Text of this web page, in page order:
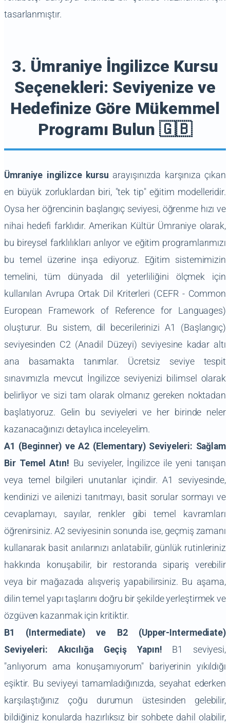
tasarlanmıştır.
3. Ümraniye İngilizce Kursu
Seçenekleri: Seviyenize ve
Hedefinize Göre Mükemmel
Programı Bulun 🇬🇧
Ümraniye ingilizce kursu arayışınızda karşınıza çıkan
en büyük zorluklardan biri, "tek tip" eğitim modelleridir.
Oysa her öğrencinin başlangıç seviyesi, öğrenme hızı ve
nihai hedefi farklıdır. Amerikan Kültür Ümraniye olarak,
bu bireysel farklılıkları anlıyor ve eğitim programlarımızı
bu temel üzerine inşa ediyoruz. Eğitim sistemimizin
temelini, tüm dünyada dil yeterliliğini ölçmek için
kullanılan Avrupa Ortak Dil Kriterleri (CEFR - Common
European Framework of Reference for Languages)
oluşturur. Bu sistem, dil becerilerinizi A1 (Başlangıç)
seviyesinden C2 (Anadil Düzeyi) seviyesine kadar altı
ana basamakta tanımlar. Ücretsiz seviye tespit
sınavımızla mevcut İngilizce seviyenizi bilimsel olarak
belirliyor ve sizi tam olarak olmanız gereken noktadan
başlatıyoruz. Gelin bu seviyeleri ve her birinde neler
kazanacağınızı detaylıca inceleyelim.
A1 (Beginner) ve A2 (Elementary) Seviyeleri: Sağlam
Bir Temel Atın! Bu seviyeler, İngilizce ile yeni tanışan
veya temel bilgileri unutanlar içindir. A1 seviyesinde,
kendinizi ve ailenizi tanıtmayı, basit sorular sormayı ve
cevaplamayı, sayılar, renkler gibi temel kavramları
öğrenirsiniz. A2 seviyesinin sonunda ise, geçmiş zamanı
kullanarak basit anılarınızı anlatabilir, günlük rutinleriniz
hakkında konuşabilir, bir restoranda sipariş verebilir
veya bir mağazada alışveriş yapabilirsiniz. Bu aşama,
dilin temel yapı taşlarını doğru bir şekilde yerleştirmek ve
özgüven kazanmak için kritiktir.
B1 (Intermediate) ve B2 (Upper-Intermediate)
Seviyeleri: Akıcılığa Geçiş Yapın! B1 seviyesi,
"anlıyorum ama konuşamıyorum" bariyerinin yıkıldığı
eşiktir. Bu seviyeyi tamamladığınızda, seyahat ederken
karşılaştığınız çoğu durumun üstesinden gelebilir,
bildiğiniz konularda hazırlıksız bir sohbete dahil olabilir,